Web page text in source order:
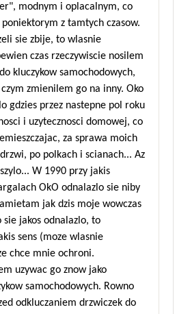
modnym i oplacalnym, co
z tamtych czasow.
sie zbije, to wlasnie
czas rzeczywiscie nosilem
kluczykow samochodowych,
zmienilem go na inny. Oko
gdzies przez nastepne pol roku
i uzytecznosci domowej, co
za sprawa moich
po polkach i scianach... Az
W 1990 przy jakis
OkO odnalazlo sie niby
jak dzis moje wowczas
jakos odnalazlo, to
sens (moze wlasnie
chce mnie ochroni.
uzywac go znow jako
samochodowych. Rowno
odkluczaniem drzwiczek do